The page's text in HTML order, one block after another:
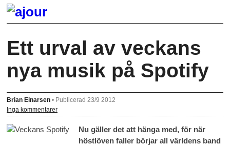
Ett urval av veckans
nya musik på Spotify
Brian Einarsen • Publicerad 23/9 2012
Inga kommentarer
Nu gäller det att hänga med, för när
höstlöven faller börjar all världens band